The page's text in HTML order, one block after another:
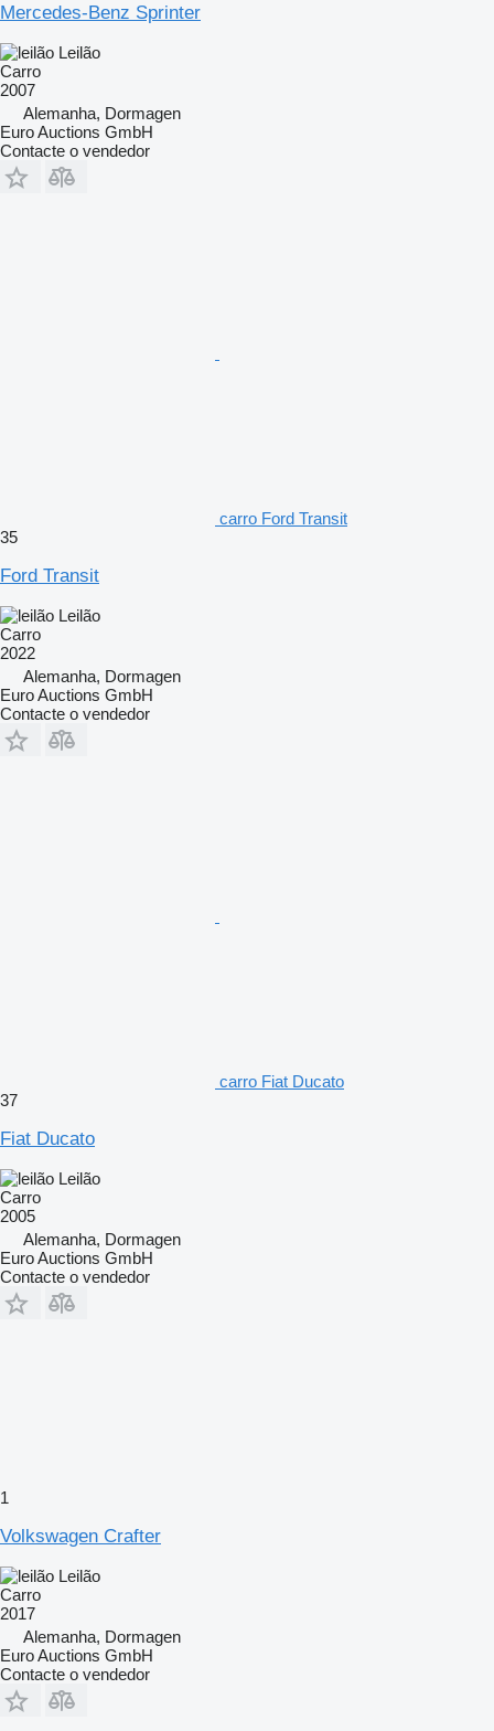
Mercedes-Benz Sprinter
Leilão
Carro
2007
Alemanha, Dormagen
Euro Auctions GmbH
Contacte o vendedor
carro Ford Transit
35
Ford Transit
Leilão
Carro
2022
Alemanha, Dormagen
Euro Auctions GmbH
Contacte o vendedor
carro Fiat Ducato
37
Fiat Ducato
Leilão
Carro
2005
Alemanha, Dormagen
Euro Auctions GmbH
Contacte o vendedor
1
Volkswagen Crafter
Leilão
Carro
2017
Alemanha, Dormagen
Euro Auctions GmbH
Contacte o vendedor